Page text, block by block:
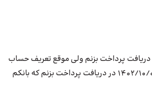
پرداخت بزنم ولی موقع تعریف حساب
بانکی میگه موجودی ابتدای دوره صفر باشه ولی من میخوام از تاریخ 1402/10/07 در دریافت پرداخت بزنم که بانکم